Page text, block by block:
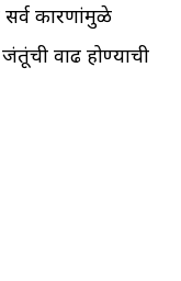
सर्व कारणांमुळे
वाढ होण्याची